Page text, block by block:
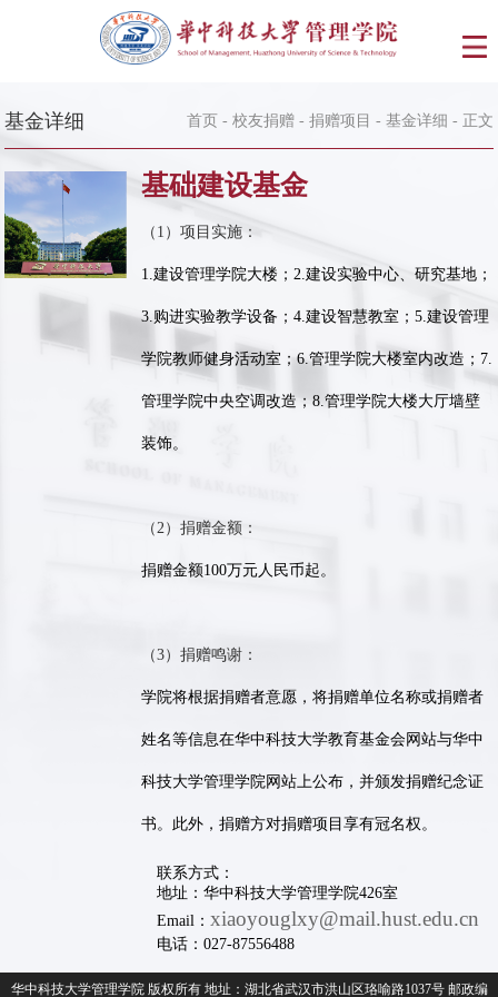
基金详细 首页 - 校友捐赠- 捐赠项目 - 基金详细 - 正文
基础建设基金
（1）项目实施：
1.建设管理学院大楼；2.建设实验中心、研究基地；
3.购进实验教学设备；4.建设智慧教室；5.建设管理
学院教师健身活动室；6.管理学院大楼室内改造；7.
管理学院中央空调改造；8.管理学院大楼大厅墙壁
装饰。
（2）捐赠金额：
捐赠金额100万元人民币起。
（3）捐赠鸣谢：
学院将根据捐赠者意愿，将捐赠单位名称或捐赠者
姓名等信息在华中科技大学教育基金会网站与华中
科技大学管理学院网站上公布，并颁发捐赠纪念证
书。此外，捐赠方对捐赠项目享有冠名权。
联系方式：
地址：华中科技大学管理学院426室
Email：xiaoyouglxy@mail.hust.edu.cn
电话：027-87556488
华中科技大学管理学院 版权所有 地址：湖北省武汉市洪山区珞喻路1037号 邮政编